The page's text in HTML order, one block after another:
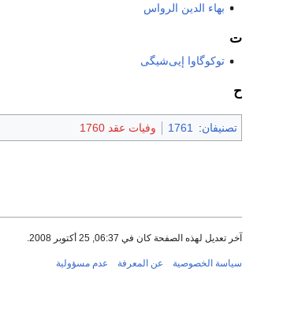
بهاء الدين الرواس
ت
توكوگاوا إيى‌شيگى
ح
تصنيفان:
1761 وفيات عقد 1760
آخر تعديل لهذه الصفحة كان في 06:37, 25 أكتوبر 2008.
سياسة الخصوصية عن المعرفة عدم مسؤولية